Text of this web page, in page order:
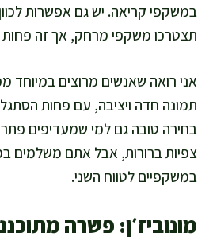
במשקפי קריאה. יש גם אפשרות
תצטרכו משקפי מרחק, אך זה פחות
אני רואה שאנשים מרוצים במיוחד
תמונה חדה ויציבה, עם פחות
בחירה טובה גם למי שמעדיפים
צפיות ברורות, אבל אתם משלמים
במשקפיים לטווח השני.
מונוביז׳ן: פשרה